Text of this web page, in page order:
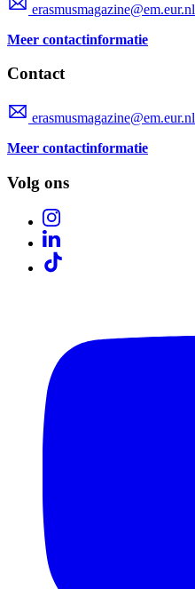
erasmusmagazine@em.eur.nl
Meer contactinformatie
Contact
erasmusmagazine@em.eur.nl
Meer contactinformatie
Volg ons